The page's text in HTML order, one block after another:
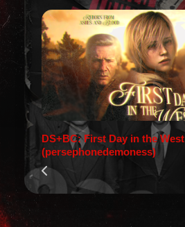
DS+BC: First Day in the West
(persephonedemoness)